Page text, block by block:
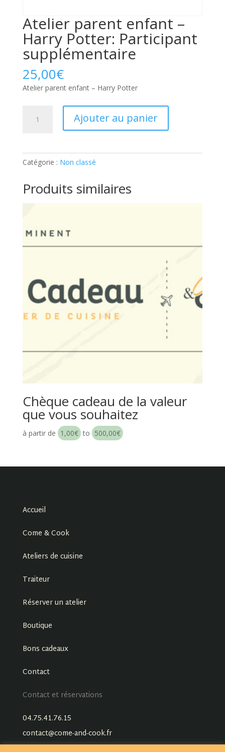
Atelier parent enfant –
Harry Potter: Participant
supplémentaire
25,00€
Atelier parent enfant – Harry Potter
enfant
Potter:
Participant
Ajouter au panier
Catégorie : Non classé
Produits similaires
Chèque cadeau de la valeur
que vous souhaitez
à partir de 1,00€ to 500,00€
Accueil
Come & Cook
Ateliers de cuisine
Traiteur
Réserver un atelier
Boutique
Bons cadeaux
Contact
Contact et réservations
04.75.41.76.15
contact@come-and-cook.fr